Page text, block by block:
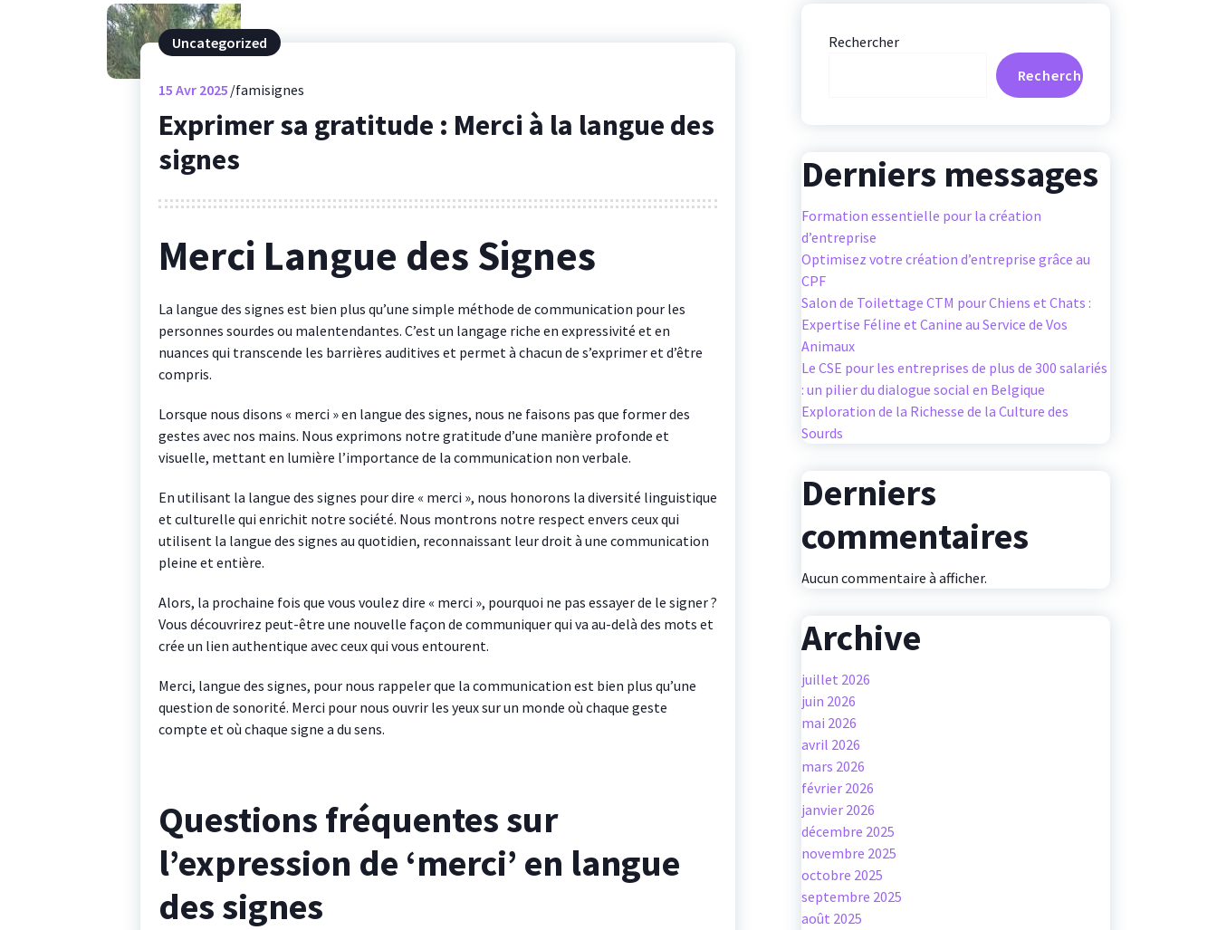
Uncategorized
15 Avr 2025 famisignes
Exprimer sa gratitude : Merci à la langue des
signes
Merci Langue des Signes
La langue des signes est bien plus qu’une simple méthode de communication pour les
personnes sourdes ou malentendantes. C’est un langage riche en expressivité et en
nuances qui transcende les barrières auditives et permet à chacun de s’exprimer et d’être
compris.
Lorsque nous disons « merci » en langue des signes, nous ne faisons pas que former des
gestes avec nos mains. Nous exprimons notre gratitude d’une manière profonde et
visuelle, mettant en lumière l’importance de la communication non verbale.
En utilisant la langue des signes pour dire « merci », nous honorons la diversité linguistique
et culturelle qui enrichit notre société. Nous montrons notre respect envers ceux qui
utilisent la langue des signes au quotidien, reconnaissant leur droit à une communication
pleine et entière.
Alors, la prochaine fois que vous voulez dire « merci », pourquoi ne pas essayer de le signer ?
Vous découvrirez peut-être une nouvelle façon de communiquer qui va au-delà des mots et
crée un lien authentique avec ceux qui vous entourent.
Merci, langue des signes, pour nous rappeler que la communication est bien plus qu’une
question de sonorité. Merci pour nous ouvrir les yeux sur un monde où chaque geste
compte et où chaque signe a du sens.
Questions fréquentes sur
l’expression de ‘merci’ en langue
des signes
Rechercher
Rechercher
Derniers messages
Formation essentielle pour la création
d’entreprise
Optimisez votre création d’entreprise grâce au
CPF
Salon de Toilettage CTM pour Chiens et Chats :
Expertise Féline et Canine au Service de Vos
Animaux
Le CSE pour les entreprises de plus de 300 salariés
: un pilier du dialogue social en Belgique
Exploration de la Richesse de la Culture des
Sourds
Derniers
commentaires
Aucun commentaire à afficher.
Archive
juillet 2026
juin 2026
mai 2026
avril 2026
mars 2026
février 2026
janvier 2026
décembre 2025
novembre 2025
octobre 2025
septembre 2025
août 2025